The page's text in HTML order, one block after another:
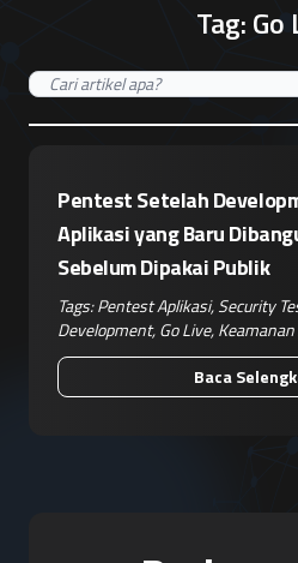
Tag:Go
Pentest Setelah
Aplikasi yang Baru
Sebelum Dipakai Publik
Tags:Pentest Aplikasi,Security
Development,Go Live,
Baca